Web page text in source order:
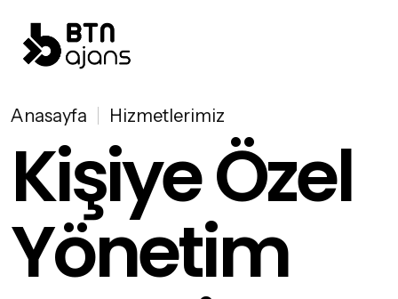
Anasayfa Hizmetlerimiz
Kişiye Özel
Yönetim